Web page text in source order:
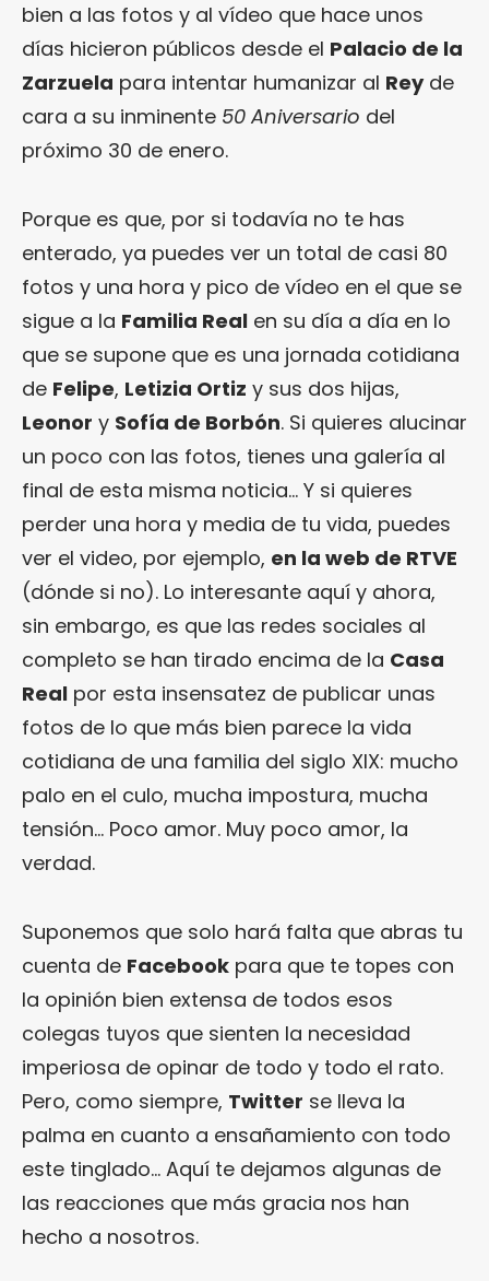
bien a las fotos y al vídeo que hace unos
días hicieron públicos desde el Palacio de la
Zarzuela para intentar humanizar al Reyde
cara a su inminente 50 Aniversario del
próximo 30 de enero.
Porque es que, por si todavía no te has
enterado, ya puedes ver un total de casi 80
fotos y una hora y pico de vídeo en el que se
sigue a la Familia Real en su día a día en lo
que se supone que es una jornada cotidiana
de Felipe, Letizia Ortiz y sus dos hijas,
Leonor y Sofía de Borbón. Si quieres alucinar
un poco con las fotos, tienes una galería al
final de esta misma noticia… Y si quieres
perder una hora y media de tu vida, puedes
ver el video, por ejemplo, en la web de RTVE
(dónde si no). Lo interesante aquí y ahora,
sin embargo, es que las redes sociales al
completo se han tirado encima de la Casa
Real por esta insensatez de publicar unas
fotos de lo que más bien parece la vida
cotidiana de una familia del siglo XIX: mucho
palo en el culo, mucha impostura, mucha
tensión… Poco amor. Muy poco amor, la
verdad.
Suponemos que solo hará falta que abras tu
cuenta de Facebook para que te topes con
la opinión bien extensa de todos esos
colegas tuyos que sienten la necesidad
imperiosa de opinar de todo y todo el rato.
Pero, como siempre, Twitter se lleva la
palma en cuanto a ensañamiento con todo
este tinglado… Aquí te dejamos algunas de
las reacciones que más gracia nos han
hecho a nosotros.